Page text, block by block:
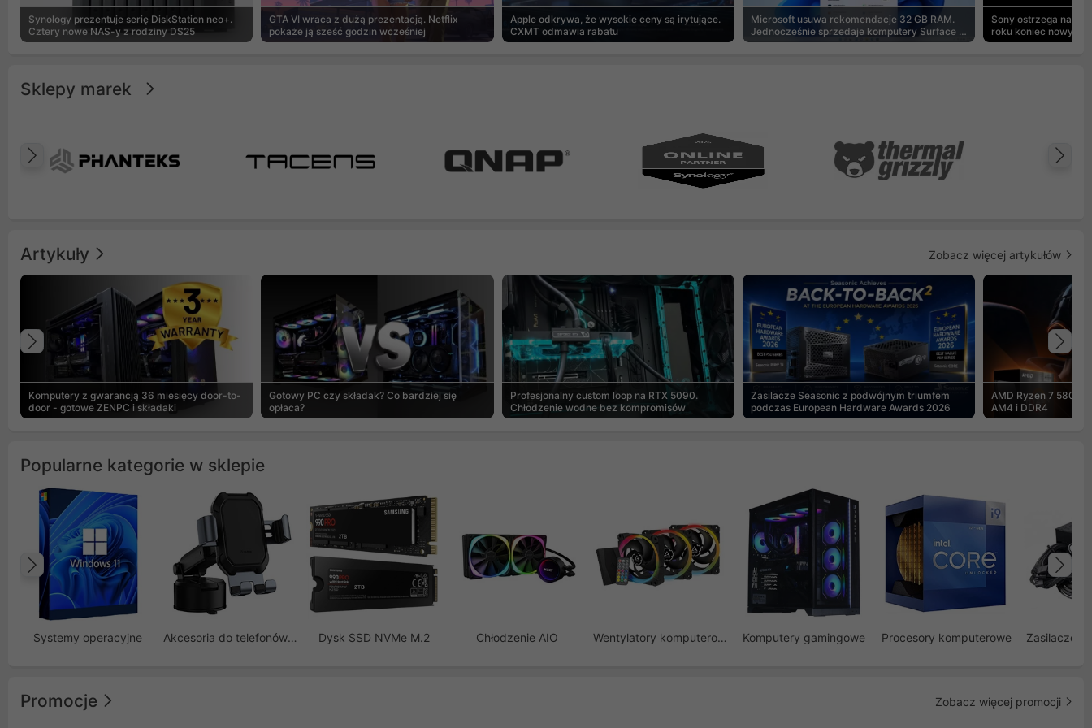
Synology prezentuje serię DiskStation neo+.
Cztery nowe NAS-y z rodziny DS25
GTA VI wraca z dużą prezentacją. Netflix
pokaże ją sześć godzin wcześniej
Apple odkrywa, że wysokie ceny są irytujące.
CXMT odmawia rabatu
Microsoft usuwa rekomendacje 32 GB RAM.
Jednocześnie sprzedaje komputery Surface z
8 GB
Sony ostrzega na
roku koniec nowych
Sklepy marek
Poprzedni
Artykuły Zobacz więcej artykułów
Komputery z gwarancją 36 miesięcy door-to-
door - gotowe ZENPC i składaki
Gotowy PC czy składak? Co bardziej się
opłaca?
Profesjonalny custom loop na RTX 5090.
Chłodzenie wodne bez kompromisów
Zasilacze Seasonic z podwójnym triumfem
podczas European Hardware Awards 2026
AMD Ryzen 7
AM4 i DDR4
Poprzedni
Popularne kategorie w sklepie
Systemy operacyjne Akcesoria do telefonów GSM Dysk SSD NVMe M.2 Chłodzenie AIO Wentylatory komputerowe Komputery gamingowe Procesory komputerowe Zasilacze
Poprzedni
Promocje Zobacz więcej promocji